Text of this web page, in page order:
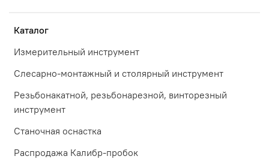
Каталог
Измерительный инструмент
Слесарно-монтажный и столярный инструмент
Резьбонакатной, резьбонарезной, винторезный
инструмент
Станочная оснастка
Распродажа Калибр-пробок